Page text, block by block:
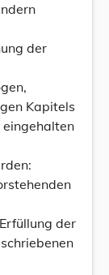
der
Kapitels
eingehalten
der